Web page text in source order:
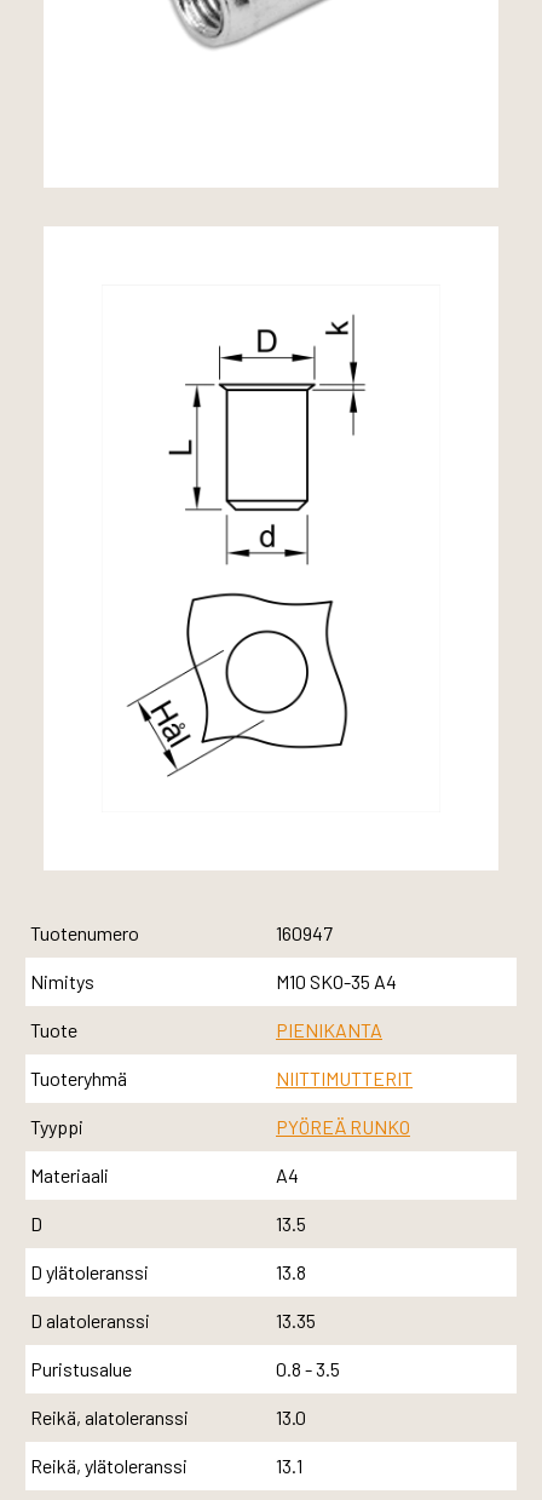
Tuotenumero 160947
Nimitys M10 SKO-35 A4
Tuote PIENIKANTA
Tuoteryhmä NIITTIMUTTERIT
Tyyppi PYÖREÄ RUNKO
Materiaali A4
D 13.5
D ylätoleranssi 13.8
D alatoleranssi 13.35
Puristusalue 0.8 - 3.5
Reikä, alatoleranssi 13.0
Reikä, ylätoleranssi 13.1